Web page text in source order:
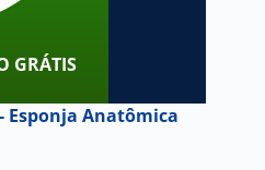
GRÁTIS
Esponja Anatômica